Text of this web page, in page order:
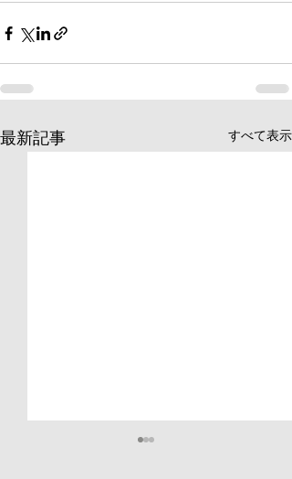
最新記事 すべて表示